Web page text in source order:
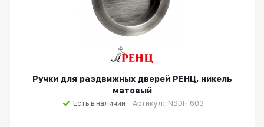
Ручки для раздвижных дверей РЕНЦ, никель
матовый
Есть в наличии Артикул: INSDH 603